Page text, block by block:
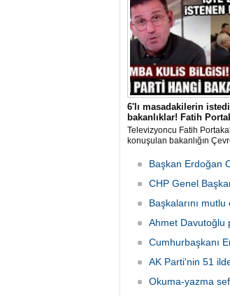
hedefleniyor.
6'lı masadakilerin
bakanlıklar! Fatih
Televizyoncu Fatih
konuşulan bakanlığın
söyledi.Başkan Erdoğan
CHP Genel
Başkalarını
Ahmet Davutoğlu
Cumhurbaşkanı
AK Parti'nin 51
Okuma-yazma